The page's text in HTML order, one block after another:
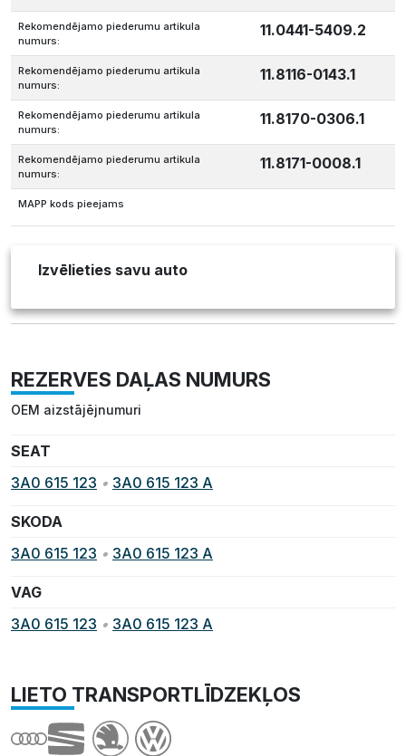
Rekomendējamo piederumu artikula
numurs:
11.0441-5409.2
Rekomendējamo piederumu artikula
numurs:
11.8116-0143.1
Rekomendējamo piederumu artikula
numurs:
11.8170-0306.1
Rekomendējamo piederumu artikula
numurs:
11.8171-0008.1
MAPP kods pieejams
Izvēlieties savu auto
REZERVES DAĻAS NUMURS
OEM aizstājējnumuri
SEAT
3A0 615 123 • 3A0 615 123 A
SKODA
3A0 615 123 • 3A0 615 123 A
VAG
3A0 615 123 • 3A0 615 123 A
LIETO TRANSPORTLĪDZEKĻOS